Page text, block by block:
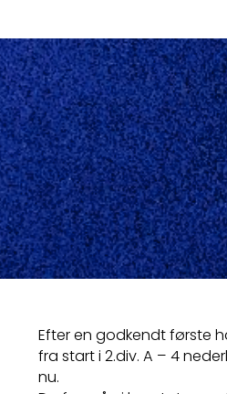
Efter en godkendt første
fra start i 2.div. A – 4
nu.